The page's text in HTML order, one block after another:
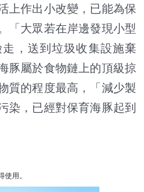
上作出小改變，已能為保
「大眾若在岸邊發現小型
走，送到垃圾收集設施棄
豚屬於食物鏈上的頂級掠
質的程度最高，「減少製
染，已經對保育海豚起到
用。